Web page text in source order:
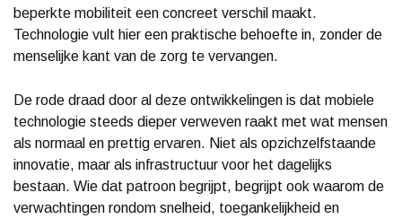
beperkte mobiliteit een concreet verschil maakt.
Technologie vult hier een praktische behoefte in, zonder de
menselijke kant van de zorg te vervangen.
De rode draad door al deze ontwikkelingen is dat mobiele
technologie steeds dieper verweven raakt met wat mensen
als normaal en prettig ervaren. Niet als opzichzelfstaande
innovatie, maar als infrastructuur voor het dagelijks
bestaan. Wie dat patroon begrijpt, begrijpt ook waarom de
verwachtingen rondom snelheid, toegankelijkheid en